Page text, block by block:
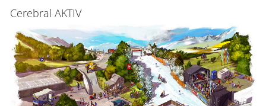
Cerebral AKTIV